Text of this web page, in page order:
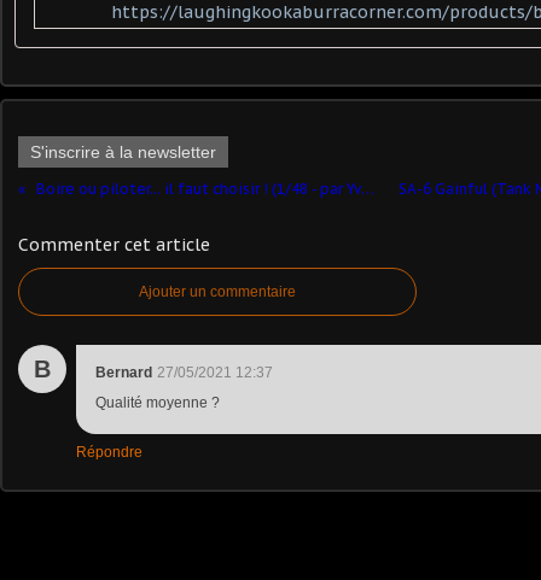
https://laughingkookaburracorner.com/products/
S'inscrire à la newsletter
​ Boire ou piloter... il faut choisir ! (1/48 - par Yves P.) ​
Commenter cet article
Ajouter un commentaire
B Bernard 27/05/2021 12:37
Qualité moyenne ?
Répondre